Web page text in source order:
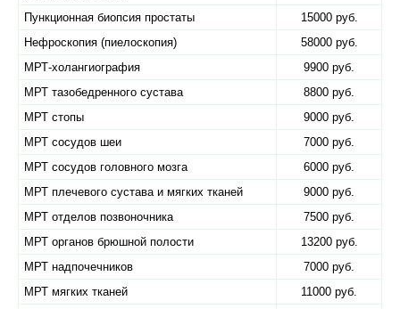
Пункционная биопсия простаты
15000 руб.
Нефроскопия (пиелоскопия)
58000 руб.
МРТ-холангиография
9900 руб.
МРТ тазобедренного сустава
8800 руб.
МРТ стопы
9000 руб.
МРТ сосудов шеи
7000 руб.
МРТ сосудов головного мозга
6000 руб.
МРТ плечевого сустава и мягких тканей
9000 руб.
МРТ отделов позвоночника
7500 руб.
МРТ органов брюшной полости
13200 руб.
МРТ надпочечников
7000 руб.
МРТ мягких тканей
11000 руб.